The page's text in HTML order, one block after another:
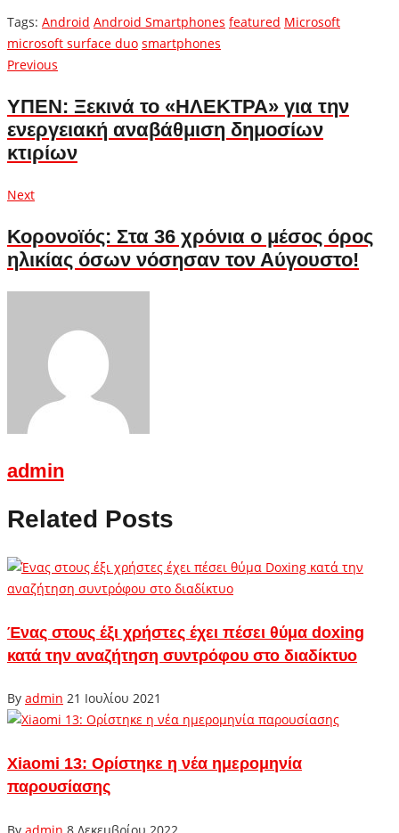
Tags: Android Android Smartphones featured Microsoft
microsoft surface duo smartphones
Πλοήγηση
άρθρων
Previous
ΥΠΕΝ: Ξεκινά το «ΗΛΕΚΤΡΑ» για την
ενεργειακή αναβάθμιση δημοσίων
κτιρίων
NextNext
Κορονοϊός: Στα 36 χρόνια ο μέσος όρος
ηλικίας όσων νόσησαν τον Αύγουστο!
admin
Related Posts
Ένας στους έξι χρήστες έχει πέσει θύμα doxing
κατά την αναζήτηση συντρόφου στο διαδίκτυο
By admin 21 Ιουλίου 2021
Xiaomi 13: Ορίστηκε η νέα ημερομηνία
παρουσίασης